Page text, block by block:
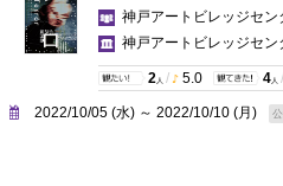
神戸アートビレッジセン
神戸アートビレッジセン
2 人 / 5.0 4 人 /
2022/10/05 (水) ～ 2022/10/10 (月)